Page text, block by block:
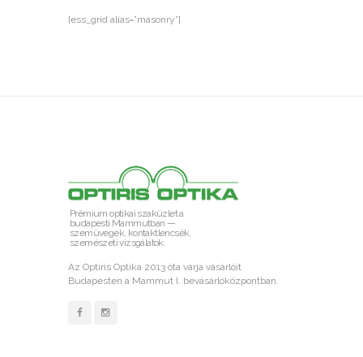
[ess_grid alias=”masonry”]
Prémium optikai szaküzlet a
budapesti Mammutban —
szemüvegek, kontaktlencsék,
szemészeti vizsgálatok.
Az Optiris Optika 2013 óta várja vásárlóit
Budapesten a Mammut I. bevásárlóközpontban.